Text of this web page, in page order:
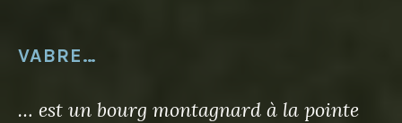
VABRE…
… est un bourg montagnard à la pointe